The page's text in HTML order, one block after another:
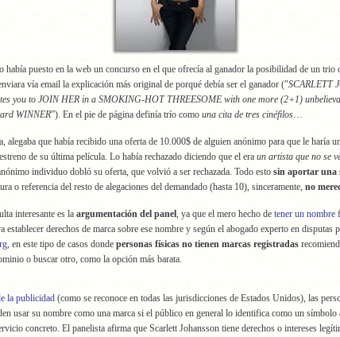
había puesto en la web un concurso en el que ofrecía al ganador la posibilidad de un trio
vía email la explicación más original de porqué debía ser el ganador ("SCARLETT
you to JOIN HER in a SMOKING-HOT THREESOME with one more (2+1)
WINNER”). En el pie de página definía trío como una cita de tres cinéfilos…
alegaba que había recibido una oferta de 10.000$ de alguien anónimo para que le haría
de su última película. Lo había rechazado diciendo que el era un artista que no se
individuo dobló su oferta, que volvió a ser rechazada. Todo esto sin aportar una
o referencia del resto de alegaciones del demandado (hasta 10), sinceramente, no
interesante es la argumentación del panel, ya que el mero hecho de tener un nombre
establecer derechos de marca sobre ese nombre y según el abogado experto en disputas
, en este tipo de casos donde personas físicas no tienen marcas registradas
o buscar otro, como la opción más barata.
la publicidad (como se reconoce en todas las jurisdicciones de Estados Unidos), las
usar su nombre como una marca si el público en general lo identifica como un símbolo
concreto. El panelista afirma que Scarlett Johansson tiene derechos o intereses